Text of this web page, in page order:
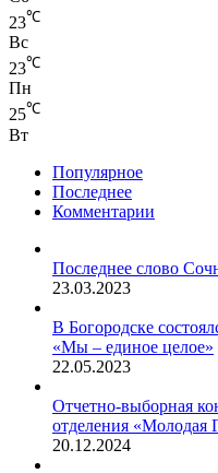
23℃
Вс
23℃
Пн
25℃
Вт
Популярное
Последнее
Комментарии
Последнее слово
23.03.2023
В Богородске
«Мы – единое целое»
22.05.2023
Отчетно-выборная
отделения
20.12.2024